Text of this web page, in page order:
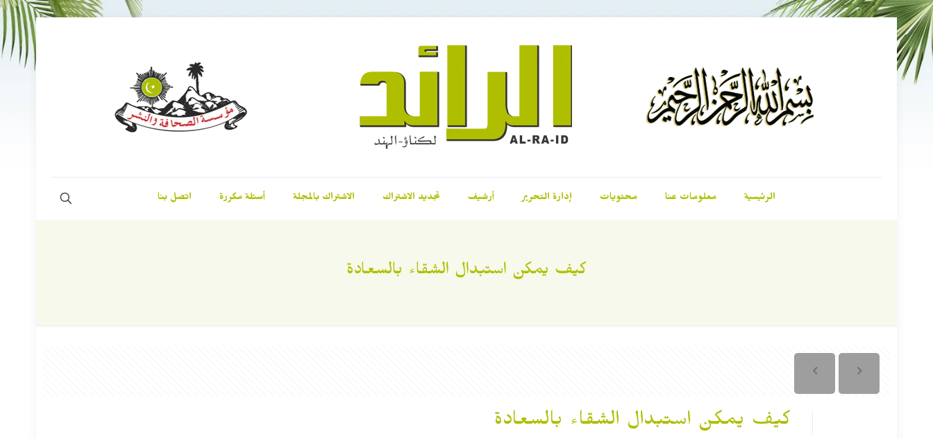
الرئيسية معلومات عنا محتويات إدارة التحرير أرشيف تجديد الاشتراك الاشتراك بالمجلة أسئلة مكررة اتصل بنا
كيف يمكن استبدال الشقاء بالسعادة
كيف يمكن استبدال الشقاء بالسعادة